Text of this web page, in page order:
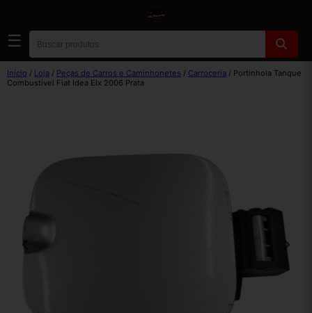
☰
Início / Loja / Peças de Carros e Caminhonetes / Carroceria / Portinhola Tanque
Combustivel Fiat Idea Elx 2006 Prata